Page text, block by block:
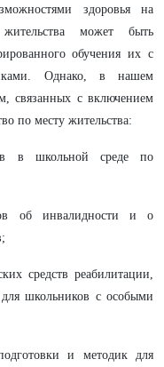
здоровья на
может быть
обучения их с
Однако, в нашем
связанных с включением
по месту жительства:
в школьной среде по
об инвалидности и о
средств реабилитации,
школьников с особыми
и методик для